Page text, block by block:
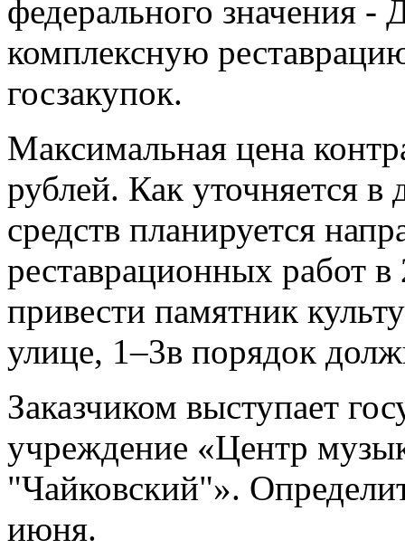
федерального значения
комплексную
госзакупок.
Максимальная цена
рублей. Как уточняется
средств планируется
реставрационных работ
привести памятник
улице, 1–3в порядок
Заказчиком выступает
учреждение «Центр
"Чайковский"».
июня.